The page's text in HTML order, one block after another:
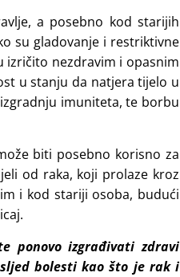
a posebno kod starijih
su gladovanje i restriktivne
nezdravim i opasnim
u stanju da natjera tijelo u
imuniteta, te borbu
biti posebno korisno za
od raka, koji prolaze kroz
i kod stariji osoba, budući
ponovo izgrađivati zdravi
bolesti kao što je rak i